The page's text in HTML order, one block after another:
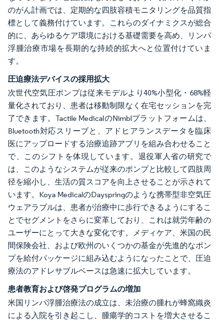
のがん計画では、定期的な四肢容積モニタリングを品質指
標として義務付けています。これらのダイナミクスが総合
的に、あらゆるケア環境における基礎需要を高め、リンパ
浮腫治療市場を長期的な持続的拡大へと位置付けていま
す。
圧迫療法デバイスの採用拡大
次世代空気圧ポンプは従来モデルより40%小型化・68%軽
量化されており、患者は移動制限なく在宅セッションを完
了できます。Tactile MedicalのNimblプラットフォームは、
Bluetooth対応スリーブと、アドヒアランスデータを臨床
医にアップロードする治療追跡アプリを組み合わせること
で、このシフトを体現しています。退役軍人省の研究で
は、このようなシステムが従来のポンプと比較して四肢周
径を縮小し、生活の質スコアを向上させることが示されて
います。Koya MedicalのDayspringのような携帯型非空気圧
ウェアラブルは、患者が治療中に歩行できるようにするこ
とでセグメントをさらに変革しており、これは就労年齢の
ユーザーにとって大きな変化です。メディケア、米国の民
間保険会社、および欧州のいくつかの基金が先進的なポン
プを給付パッケージに組み込むようになったことで、圧迫
療法のアドレサブルベースは急速に拡大しています。
患者教育および啓発プログラムの増加
米国リンパ浮腫治療法の成立は、未治療の腫れが蜂窩織炎
による入院を引き起こし、腫瘍学的コストを増大させるこ